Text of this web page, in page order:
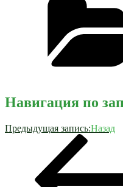
Навигация по
Предыдущая запись:Назад